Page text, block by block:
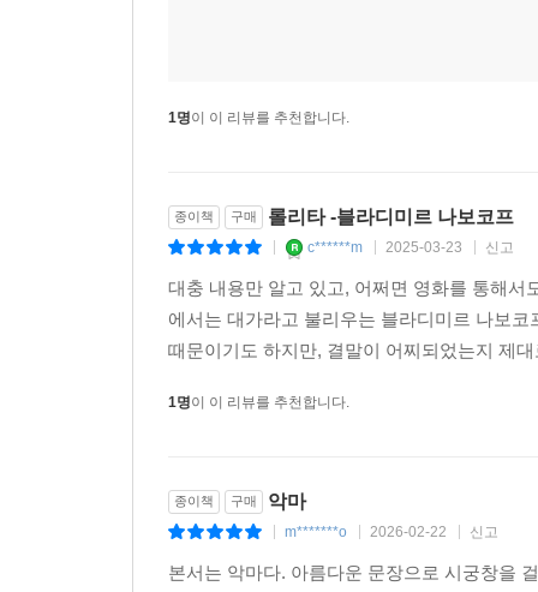
뿐만 아니라 『로쟈의 인문학 서재』『로쟈의 세
출생부터 파국에 일으기까지의 과정을 일목요연
편의 로드무비를 방불케 하는 롤리타와 험버트
보다 생생하고 입체적으로 따라 읽을 수 있을 것
■ 관련 서평
1명이 이 리뷰를 추천합니다.
종이책 구매 롤리타 -블라디미르 나보코프
c******m 2025-03-23 신고
대충 내용만 알고 있고, 어쩌면 영화를 통해서
에서는 대가라고 불리우는 블라디미르 나보
때문이기도 하지만, 결말이 어찌되었는지 제
1명이 이 리뷰를 추천합니다.
종이책 구매 악마
m*******o 2026-02-22 신고
본서는 악마다. 아름다운 문장으로 시궁창을